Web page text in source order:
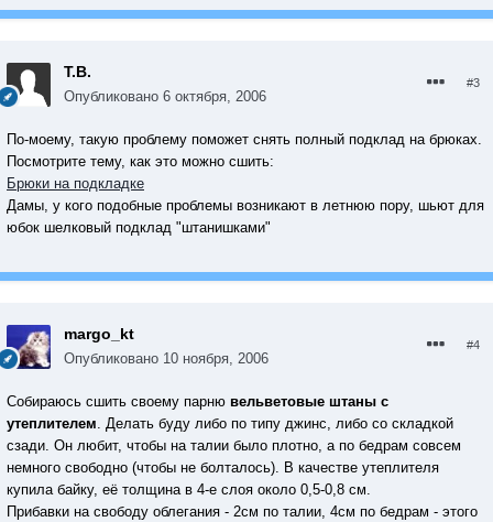
Т.В.
Опубликовано 6 октября, 2006
#3
По-моему, такую проблему поможет снять полный подклад на брюках.
Посмотрите тему, как это можно сшить:
Брюки на подкладке
Дамы, у кого подобные проблемы возникают в летнюю пору, шьют для
юбок шелковый подклад "штанишками"
margo_kt
Опубликовано 10 ноября, 2006
#4
Собираюсь сшить своему парню вельветовые штаны с
утеплителем. Делать буду либо по типу джинс, либо со складкой
сзади. Он любит, чтобы на талии было плотно, а по бедрам совсем
немного свободно (чтобы не болталось). В качестве утеплителя
купила байку, её толщина в 4-е слоя около 0,5-0,8 см.
Прибавки на свободу облегания - 2см по талии, 4см по бедрам - этого